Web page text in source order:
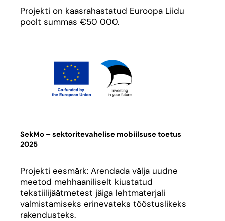
Projekti on kaasrahastatud Euroopa Liidu
poolt summas €50 000.
SekMo – sektoritevahelise mobiilsuse toetus
2025
Projekti eesmärk: Arendada välja uudne
meetod mehhaaniliselt kiustatud
tekstiilijäätmetest jäiga lehtmaterjali
valmistamiseks erinevateks tööstuslikeks
rakendusteks.